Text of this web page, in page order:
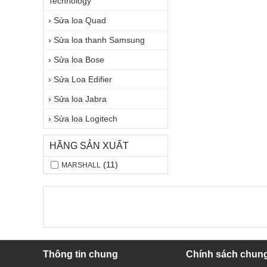
› Sửa loa Quad
› Sửa loa thanh Samsung
› Sửa loa Bose
› Sửa Loa Edifier
› Sửa loa Jabra
› Sửa loa Logitech
HÃNG SẢN XUẤT
MARSHALL (11)
Thông tin chung Chính sách